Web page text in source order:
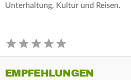
Unterhaltung, Kultur und Reisen.
EMPFEHLUNGEN